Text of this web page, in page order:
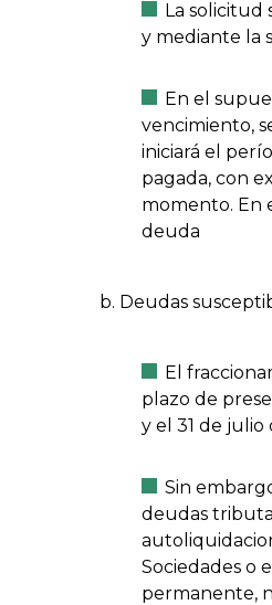
La solicitud
y mediante la
En el
vencimiento,
iniciará el
pagada, con
momento. En
deuda
Deudas
El
plazo de
y el 31 de
Sin
deudas
Sociedades o
permanente,